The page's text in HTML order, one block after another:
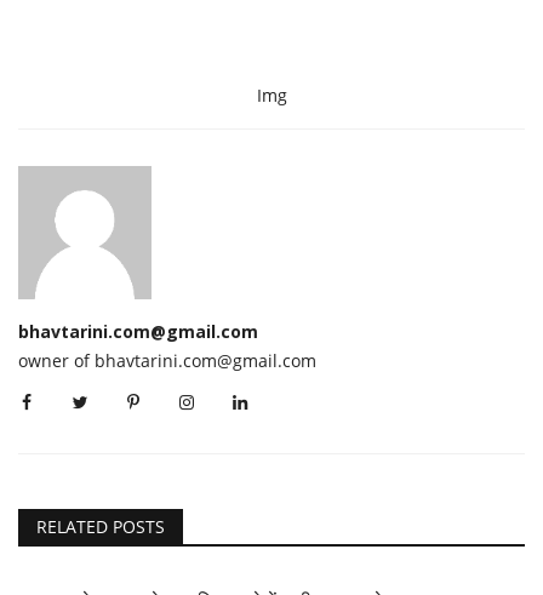
Img
bhavtarini.com@gmail.com
owner of bhavtarini.com@gmail.com
RELATED POSTS